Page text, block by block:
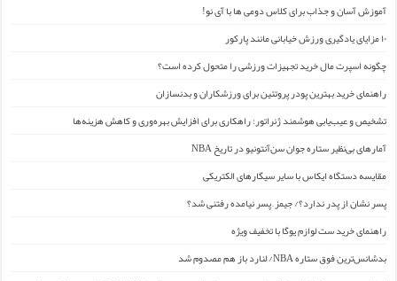
آموزش آسان و جذاب برای کلاس دومی ها با آی نو!
۱۰ مزایای یادگیری ورزش خیابانی مانند پارکور
چگونه اسپرت مال خرید تجهیزات ورزشی را متحول کرده است؟
راهنمای خرید بهترین پودر پروتئین برای ورزشکاران و بدنسازان
تشخیص و عیب‌یابی هوشمند ژنراتور: راهکاری برای افزایش بهره‌وری و کاهش هزینه‌ها
آمارهای بی‌نظیر ستاره جوان سن‌آنتونیو در تاریخ NBA
مقایسه دستگاه ایکاس با سایر سیگارهای الکتریکی
پسر نشان از پدر ندارد؟/ جیمز ِ پسر نیامده رفتنی شد؟
راهنمای خرید ست لوازم یوگا با تخفیف ویژه
بدشانس‌ترین فوق ستاره NBA/ لنارد باز هم مصدوم شد